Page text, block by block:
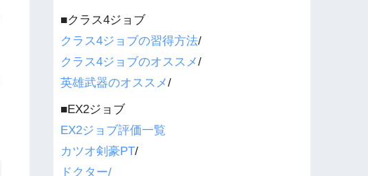
■クラス4ジョブ
クラス4ジョブの習得方法/
クラス4ジョブのオススメ/
英雄武器のオススメ/
■EX2ジョブ
EX2ジョブ評価一覧
カツオ剣豪PT/
ドクター/